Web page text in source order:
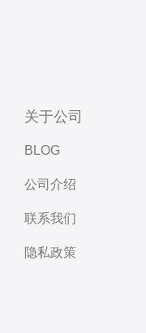
关于公司
BLOG
公司介绍
联系我们
隐私政策